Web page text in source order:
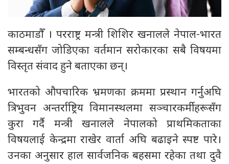
काठमाडौँ । परराष्ट्र मन्त्री शिशिर खनालले नेपाल-भारत
सम्बन्धसँग जोडिएका वर्तमान सरोकारका सबै विषयमा
विस्तृत संवाद हुने बताएका छन्।
भारतको औपचारिक भ्रमणका क्रममा प्रस्थान गर्नुअघि
त्रिभुवन अन्तर्राष्ट्रिय विमानस्थलमा सञ्चारकर्मीहरूसँग
कुरा गर्दै मन्त्री खनालले नेपालको प्राथमिकताका
विषयलाई केन्द्रमा राखेर वार्ता अघि बढाइने स्पष्ट पारे।
उनका अनुसार हाल सार्वजनिक बहसमा रहेका तथा दुवै